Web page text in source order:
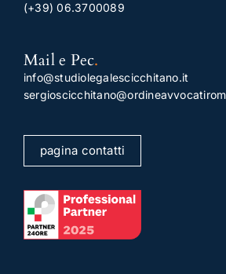
(+39) 06.3700089
Mail e Pec.
info@studiolegalescicchitano.it
pagina contatti